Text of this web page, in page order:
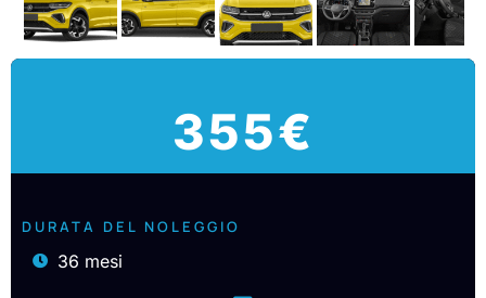
355€
DURATA DEL NOLEGGIO
36 mesi